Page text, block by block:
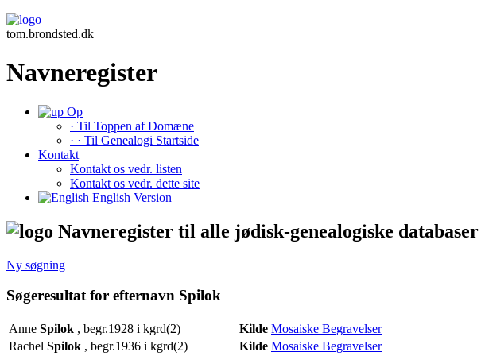
tom.brondsted.dk
Navneregister
Op
· Til Toppen af Domæne
· · Til Genealogi Startside
Kontakt
Kontakt os vedr. listen
Kontakt os vedr. dette site
English Version
Navneregister til alle jødisk-genealogiske databaser
Ny søgning
Søgeresultat for efternavn Spilok
Anne Spilok , begr.1928 i kgrd(2) Kilde Mosaiske Begravelser
Rachel Spilok , begr.1936 i kgrd(2) Kilde Mosaiske Begravelser